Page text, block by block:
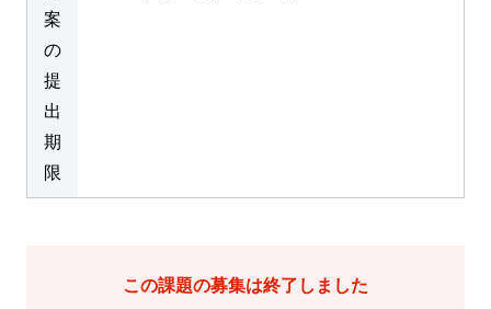
案
の
提
出
期
限
この課題の募集は終了しました